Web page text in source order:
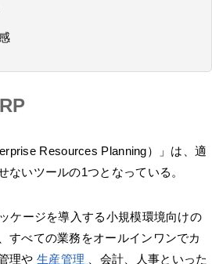
Resources Planning）」は、適
いツールの1つとなっている。
ケージを導入する小規模環境向けの
すべての業務をオールインワンでカ
理や 生産管理 、会計、人事といった